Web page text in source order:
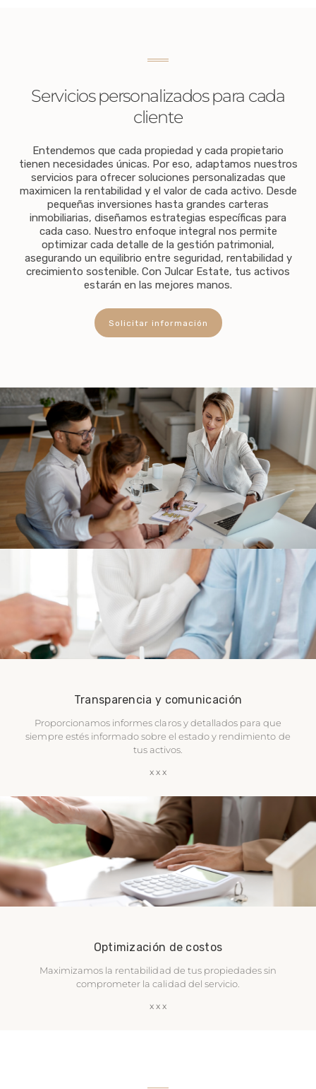
Servicios personalizados para cada
cliente
Entendemos que cada propiedad y cada propietario
tienen necesidades únicas. Por eso, adaptamos nuestros
servicios para ofrecer soluciones personalizadas que
maximicen la rentabilidad y el valor de cada activo. Desde
pequeñas inversiones hasta grandes carteras
inmobiliarias, diseñamos estrategias específicas para
cada caso. Nuestro enfoque integral nos permite
optimizar cada detalle de la gestión patrimonial,
asegurando un equilibrio entre seguridad, rentabilidad y
crecimiento sostenible. Con Julcar Estate, tus activos
estarán en las mejores manos.
Solicitar información
Transparencia y comunicación
Proporcionamos informes claros y detallados para que
siempre estés informado sobre el estado y rendimiento de
tus activos.
Optimización de costos
Maximizamos la rentabilidad de tus propiedades sin
comprometer la calidad del servicio.